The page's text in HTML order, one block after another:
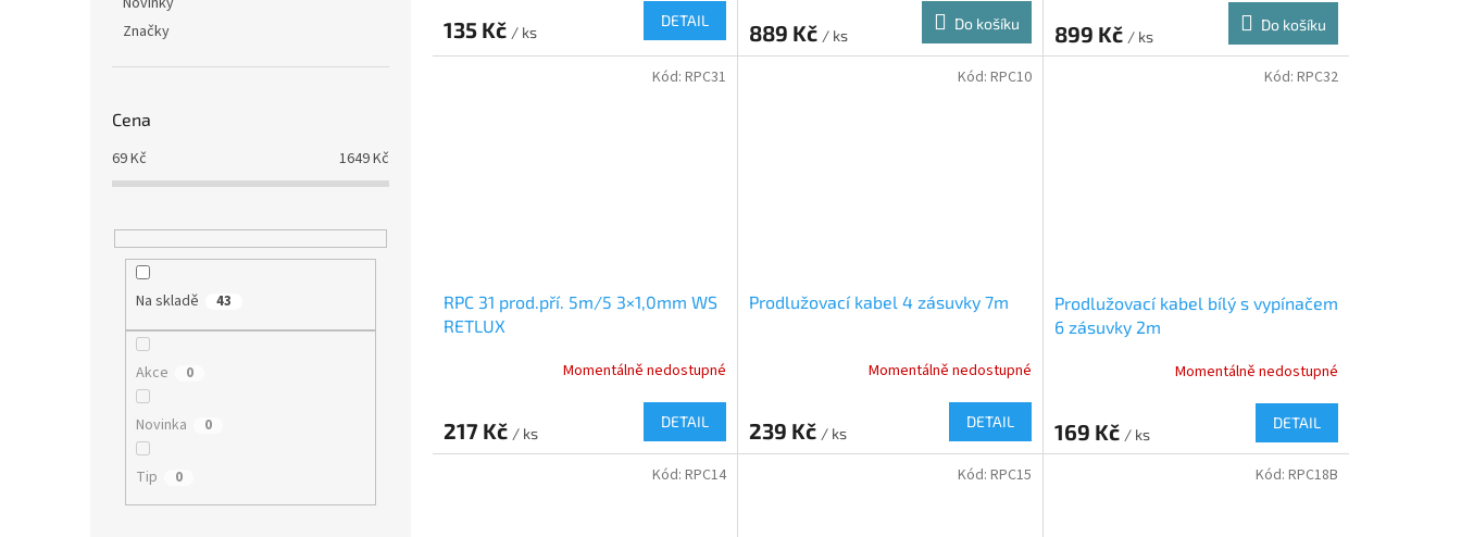
Značky
Cena
69Kč 1649Kč
Na skladě 43
Akce 0
Novinka 0
Tip 0
135 Kč / ks
DETAIL 889 Kč / ks
Do košíku 899 Kč / ks
Do košíku
RPC 31 prod.pří. 5m/5 3×1,0mm WS
RETLUX
Momentálně nedostupné
217 Kč / ks
DETAIL
Kód: RPC31
Prodlužovací kabel 4 zásuvky 7m
Momentálně nedostupné
239 Kč / ks
DETAIL
Kód: RPC10
Prodlužovací kabel bílý s vypínačem
6 zásuvky 2m
Momentálně nedostupné
169 Kč / ks
DETAIL
Kód: RPC32
Kód: RPC14 Kód: RPC15 Kód: RPC18B